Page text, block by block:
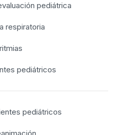
pediátrica
respiratoria
pediátricos
pediátricos